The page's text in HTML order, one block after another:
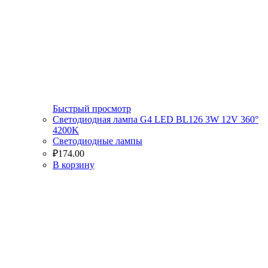
Быстрый просмотр
Светодиодная лампа G4 LED BL126 3W 12V 360°
4200K
Светодиодные лампы
₽174.00
В корзину